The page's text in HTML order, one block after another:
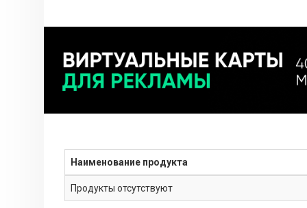
Наименование продукта
Продукты отсутствуют